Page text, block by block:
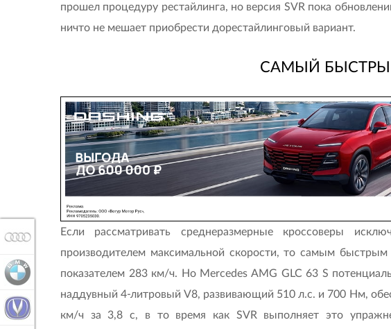
прошел процедуру рестайлинга, но версия SVR пока
ничто не мешает приобрести дорестайлинговый вариант.
САМЫЙ
Если рассматривать среднеразмерные кроссоверы
производителем максимальной скорости, то самым быстрым
показателем 283 км/ч. Но Mercedes AMG GLC 63 S
наддувный 4-литровый V8, развивающий 510 л.с. и 700 Нм,
км/ч за 3,8 с, в то время как SVR выполняет это
AUDI
BMW